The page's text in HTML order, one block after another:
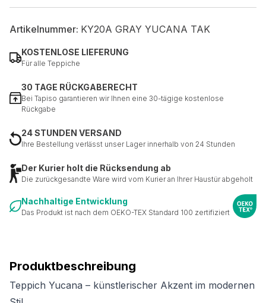
Produktbeschreibung
Teppich Yucana – künstlerischer Akzent im modernen
Artikelnummer: KY20A GRAY YUCANA TAK
KOSTENLOSE LIEFERUNG
Für alle Teppiche
30 TAGE RÜCKGABERECHT
Bei Tapiso garantieren wir Ihnen eine 30-tägige kostenlose
Rückgabe
24 STUNDEN VERSAND
Ihre Bestellung verlässt unser Lager innerhalb von 24 Stunden
Der Kurier holt die Rücksendung ab
Die zurückgesandte Ware wird vom Kurier an Ihrer Haustür abgeholt
Nachhaltige Entwicklung
Das Produkt ist nach dem OEKO-TEX Standard 100 zertifiziert